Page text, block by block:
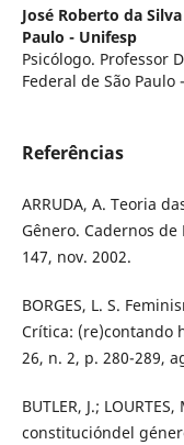
José Roberto da
Paulo - Unifesp
Psicólogo. Professor
Federal de São Paulo
Referências
ARRUDA, A. Teoria
Gênero. Cadernos de
147, nov. 2002.
BORGES, L. S.
Crítica: (re)contando
26, n. 2, p. 280-289,
BUTLER, J.;
constitucióndel